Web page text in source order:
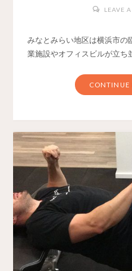
LEAVE
みなとみらい地区は横浜市の
業施設やオフィスビルが立ち
CONTINUE